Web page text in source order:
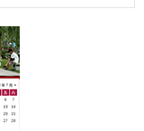
displayTemplat
会在西安召开
2025112
究会2025年全国